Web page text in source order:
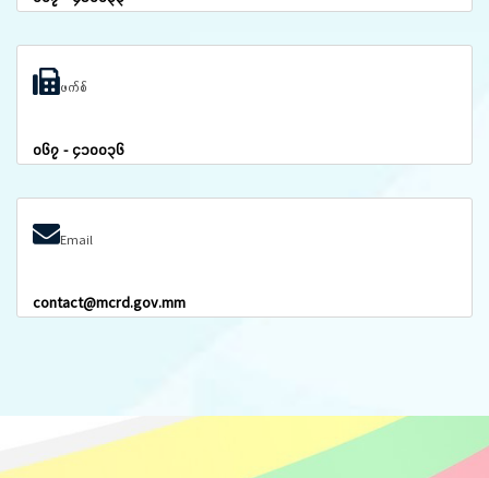
ဖက်စ်
၀၆၇ - ၄၁၀၀၃၆
Email
contact@mcrd.gov.mm